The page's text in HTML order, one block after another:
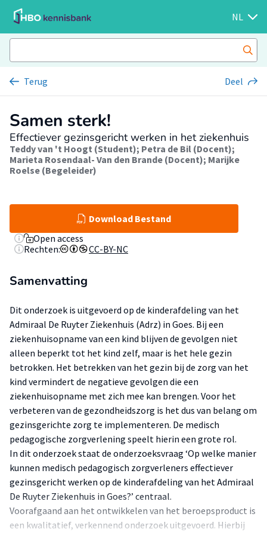
NL
Terug Deel
Samen sterk!
Effectiever gezinsgericht werken in het ziekenhuis
Teddy van 't Hoogt (Student); Petra de Bil (Docent);
Marieta Rosendaal- Van den Brande (Docent); Marijke
Roelse (Begeleider)
Download Bestand
Open access
Rechten:
CC-BY-NC
Samenvatting
Dit onderzoek is uitgevoerd op de kinderafdeling van het
Admiraal De Ruyter Ziekenhuis (Adrz) in Goes. Bij een
ziekenhuisopname van een kind blijven de gevolgen niet
alleen beperkt tot het kind zelf, maar is het hele gezin
betrokken. Het betrekken van het gezin bij de zorg van het
kind vermindert de negatieve gevolgen die een
ziekenhuisopname met zich mee kan brengen. Voor het
verbeteren van de gezondheidszorg is het dus van belang om
gezinsgerichte zorg te implementeren. De medisch
pedagogische zorgverlening speelt hierin een grote rol.
In dit onderzoek staat de onderzoeksvraag ‘Op welke manier
kunnen medisch pedagogisch zorgverleners effectiever
gezinsgericht werken op de kinderafdeling van het Admiraal
De Ruyter Ziekenhuis in Goes?’ centraal.
Voorafgaand aan het ontwikkelen van het beroepsproduct is
een kwalitatief, verkennend onderzoek uitgevoerd. Hierbij